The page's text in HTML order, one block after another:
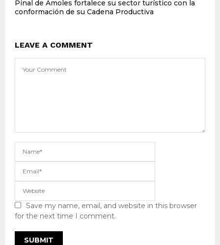
Pinal de Amoles fortalece su sector turístico con la
conformación de su Cadena Productiva
LEAVE A COMMENT
Save my name, email, and website in this browser
for the next time I comment.